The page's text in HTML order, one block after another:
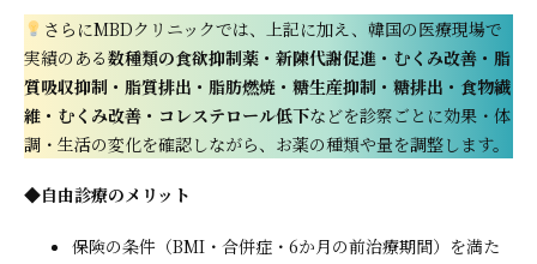
さらにMBDクリニックでは、上記に加え、韓国の医療現場で
実績のある数種類の食欲抑制薬・新陳代謝促進・むくみ改善・脂
質吸収抑制・脂質排出・脂肪燃焼・糖生産抑制・糖排出・食物繊
維・むくみ改善・コレステロール低下などを診察ごとに効果・体
調・生活の変化を確認しながら、お薬の種類や量を調整します。
◆自由診療のメリット
保険の条件（BMI・合併症・6か月の前治療期間）を満た